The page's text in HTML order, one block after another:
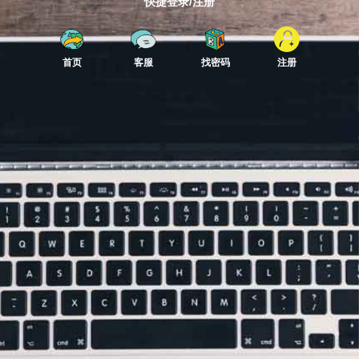
首页 客服 找密码 注册